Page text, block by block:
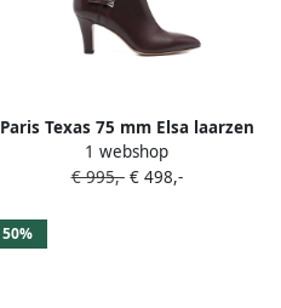
Paris Texas 75 mm Elsa laarzen
met gespdetail Rood
1 webshop
€ 995,-€ 498,-
50%